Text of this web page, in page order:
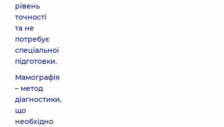
рівень
точності
та не
потребує
спеціальної
підготовки.
Мамографія
– метод
діагностики,
що
необхідно